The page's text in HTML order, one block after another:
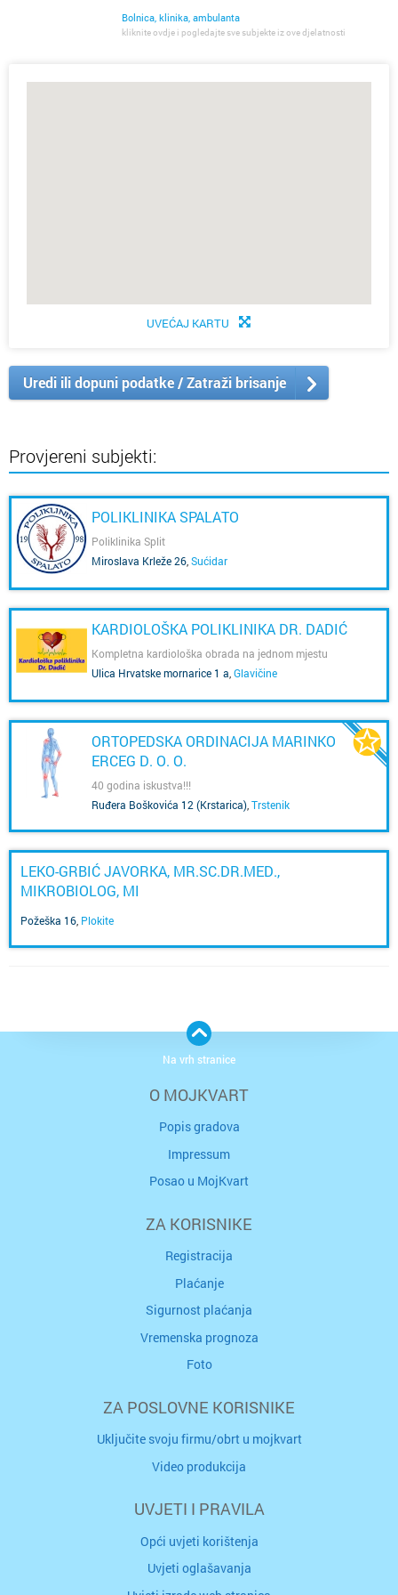
Bolnica, klinika, ambulanta
kliknite ovdje i pogledajte sve subjekte iz ove djelatnosti
UVEĆAJ KARTU
Uredi ili dopuni podatke / Zatraži brisanje
Provjereni subjekti:
POLIKLINIKA SPALATO
Poliklinika Split
Miroslava Krleže 26 Sućidar
KARDIOLOŠKA POLIKLINIKA DR. DADIĆ
Kompletna kardiološka obrada na jednom mjestu
Ulica Hrvatske mornarice 1 a Glavičine
ORTOPEDSKA ORDINACIJA MARINKO
ERCEG D. O. O.
40 godina iskustva!!!
Ruđera Boškovića 12 (Krstarica) Trstenik
LEKO-GRBIĆ JAVORKA, MR.SC.DR.MED.,
MIKROBIOLOG, MI
Požeška 16 Plokite
O MOJKVART
Popis gradova
Impressum
Posao u MojKvart
ZA KORISNIKE
Registracija
Plaćanje
Sigurnost plaćanja
Vremenska prognoza
Foto
ZA POSLOVNE KORISNIKE
Uključite svoju firmu/obrt u mojkvart
Video produkcija
UVJETI I PRAVILA
Opći uvjeti korištenja
Uvjeti oglašavanja
Na vrh stranice